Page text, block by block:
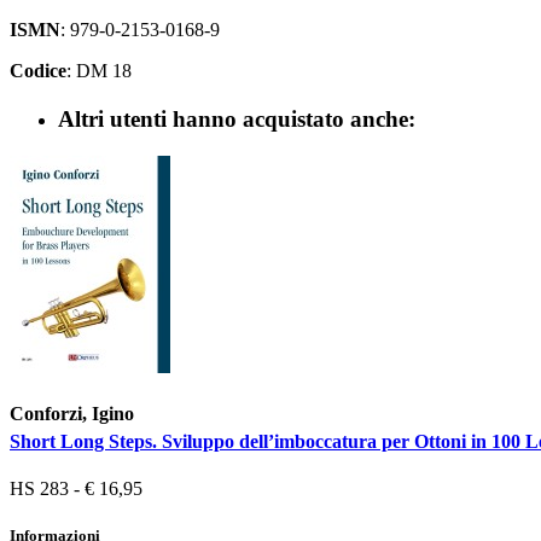
ISMN: 979-0-2153-0168-9
Codice: DM 18
Altri utenti hanno acquistato anche:
Conforzi, Igino
Short Long Steps. Sviluppo dell’imboccatura per Ottoni in 100
HS 283 - € 16,95
Informazioni